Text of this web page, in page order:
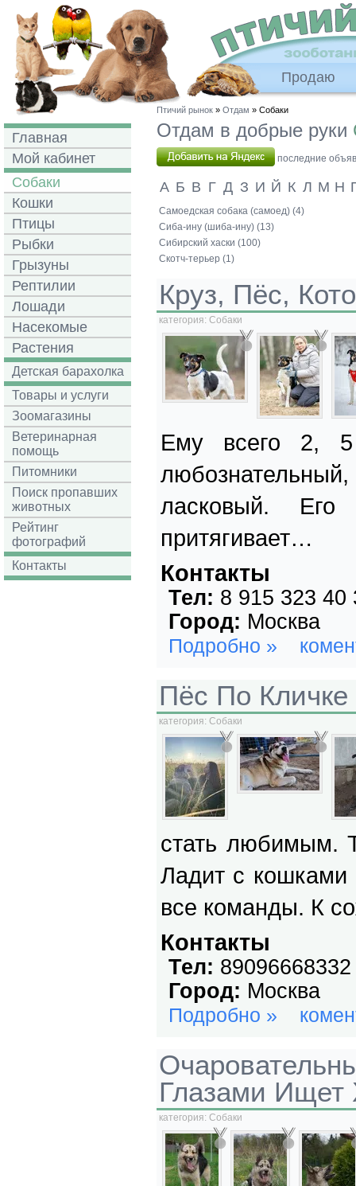
Продаю
Главная
Мой кабинет
Собаки
Кошки
Птицы
Рыбки
Грызуны
Рептилии
Лошади
Насекомые
Растения
Детская барахолка
Товары и услуги
Зоомагазины
Ветеринарная
помощь
Питомники
Поиск пропавших
животных
Рейтинг
фотографий
Контакты
Птичий рынок » Отдам » Собаки
Отдам в добрые руки
последние
А Б В Г Д З И Й К Л М Н
Самоедская собака (самоед) (4)
Сиба-ину (шиба-ину) (13)
Сибирский хаски (100)
Скотч-терьер (1)
Круз, Пёс,
категория: Собаки
Ему всего 2,
любознательный,
ласковый.
притягивает…
Контакты
Тел: 8 915 323 40
Город: Москва
Подробно »
Пёс По
категория: Собаки
стать любимым.
Ладит с кошками
все команды. К
Контакты
Тел: 89096668332
Город: Москва
Подробно »
Глазами Ищет
категория: Собаки